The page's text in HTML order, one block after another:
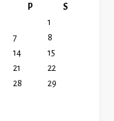
P
S
1
7
8
14
15
21
22
28
29